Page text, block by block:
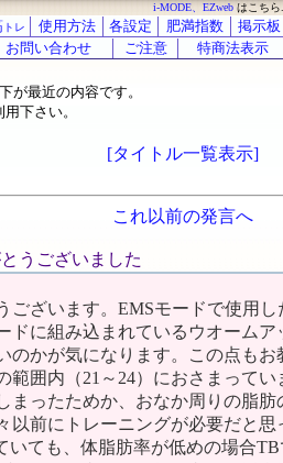
i-MODE、EZweb はこちら..
トレ 使用方法 各設定 肥満指数
掲示板
お問い合わせ ご注意 特商法表示
が最近の内容です。
下さい。
[タイトル一覧表示]
これ以前の発言へ
うございました
ございます。EMSモードで使用
ドに組み込まれているウオーム
のかが気になります。この点もお
範囲内（21～24）におさまって
まったためか、おなか周りの脂
以前にトレーニングが必要だと
いても、体脂肪率が低めの場合